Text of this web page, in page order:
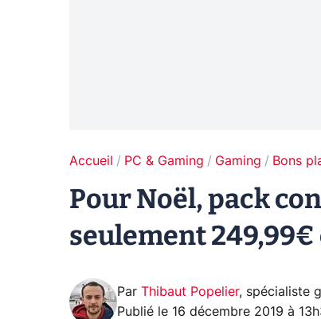
Accueil PC & Gaming Gaming Bons
Pour Noël, pack
seulement 249,99€
Par Thibaut Popelier, spécialiste
Publié le 16 décembre 2019 à